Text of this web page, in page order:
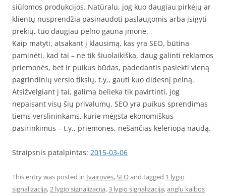
siūlomos produkcijos. Natūralu, jog kuo daugiau pirkėjų ar
klientų nusprendžia pasinaudoti paslaugomis arba įsigyti
prekių, tuo daugiau pelno gauna įmonė.
Kaip matyti, atsakant į klausimą, kas yra SEO, būtina
paminėti, kad tai – ne tik šiuolaikiška, daug galinti reklamos
priemonės, bet ir puikus būdas, padedantis pasiekti vieną
pagrindinių verslo tikslų, t.y., gauti kuo didesnį pelną.
Atsižvelgiant į tai, galima belieka tik pavirtinti, jog
nepaisant visų šių privalumų, SEO yra puikus sprendimas
tiems verslininkams, kurie mėgsta ekonomiškus
pasirinkimus – t.y., priemones, nešančias keleriopą naudą.
Straipsnis patalpintas: 2015-03-06
This entry was posted in Įvairovės,SEOand tagged 1 lygio
signalizacija,2 lygio signalizacija,3 lygio signalizacija,anglu kalbos